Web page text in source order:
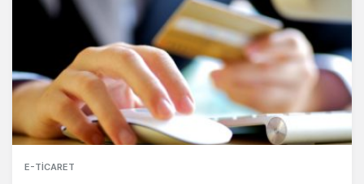
E-TICARET